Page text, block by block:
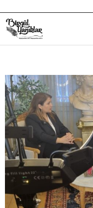
Eğitim Yazılarım
Gezi ve Kültür
Röportajlarım
Destek Olduğum
Yürüttüğüm Projeler